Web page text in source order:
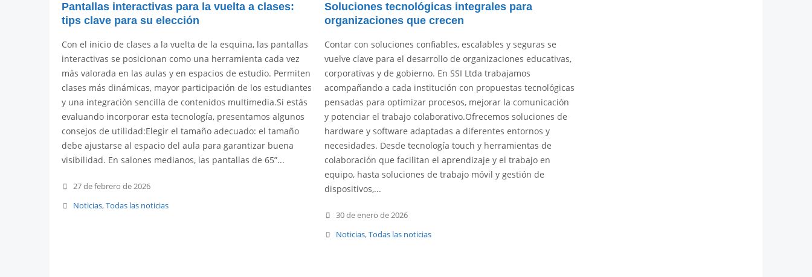
Pantallas interactivas para la vuelta a clases:
tips clave para su elección
Con el inicio de clases a la vuelta de la esquina, las pantallas
interactivas se posicionan como una herramienta cada vez
más valorada en las aulas y en espacios de estudio. Permiten
clases más dinámicas, mayor participación de los estudiantes
y una integración sencilla de contenidos multimedia.Si estás
evaluando incorporar esta tecnología, presentamos algunos
consejos de utilidad:Elegir el tamaño adecuado: el tamaño
debe ajustarse al espacio del aula para garantizar buena
visibilidad. En salones medianos, las pantallas de 65”...
27 de febrero de 2026
Noticias,Todas las noticias
Soluciones tecnológicas integrales para
organizaciones que crecen
Contar con soluciones confiables, escalables y seguras se
vuelve clave para el desarrollo de organizaciones educativas,
corporativas y de gobierno. En SSI Ltda trabajamos
acompañando a cada institución con propuestas tecnológicas
pensadas para optimizar procesos, mejorar la comunicación
y potenciar el trabajo colaborativo.Ofrecemos soluciones de
hardware y software adaptadas a diferentes entornos y
necesidades. Desde tecnología touch y herramientas de
colaboración que facilitan el aprendizaje y el trabajo en
equipo, hasta soluciones de trabajo móvil y gestión de
dispositivos,...
30 de enero de 2026
Noticias,Todas las noticias